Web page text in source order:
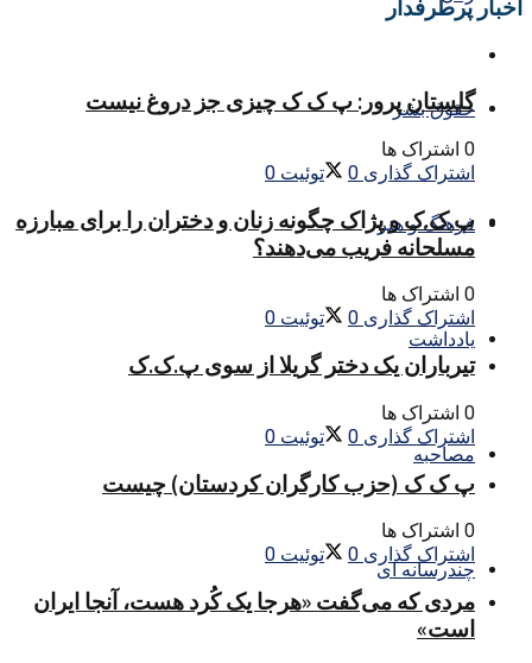
حقوق بشر
فرهنگ و هنر
یادداشت
مصاحبه
چندرسانه ای
اخبار پرطرفدار
گلستان پرور: پ ک ک چیزی جز دروغ نیست
0 اشتراک ها
اشتراک گذاری 0 توئیت 0
پ.ک.ک و پژاک چگونه زنان و دختران را برای مبارزه
مسلحانه فریب می‌دهند؟
0 اشتراک ها
اشتراک گذاری 0 توئیت 0
تیرباران یک دختر گریلا از سوی پ.ک.ک
0 اشتراک ها
اشتراک گذاری 0 توئیت 0
پ ک ک (حزب کارگران کردستان) چیست
0 اشتراک ها
اشتراک گذاری 0 توئیت 0
مردی که می‌گفت «هرجا یک کُرد هست، آنجا ایران
است»